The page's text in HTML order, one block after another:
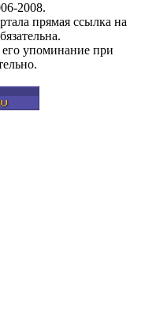
2008.
прямая ссылка на
его упоминание при